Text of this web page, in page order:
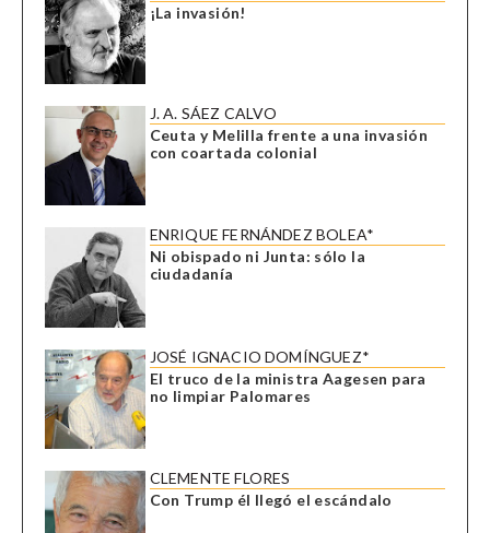
¡La invasión!
J. A. SÁEZ CALVO
Ceuta y Melilla frente a una invasión
con coartada colonial
ENRIQUE FERNÁNDEZ BOLEA*
Ni obispado ni Junta: sólo la
ciudadanía
JOSÉ IGNACIO DOMÍNGUEZ*
El truco de la ministra Aagesen para
no limpiar Palomares
CLEMENTE FLORES
Con Trump él llegó el escándalo